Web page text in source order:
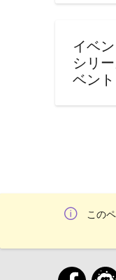
イベ
シリ
ベン
この